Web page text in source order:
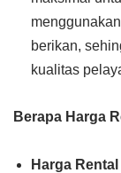
berikan,
kualitas
Berapa Harga
Harga